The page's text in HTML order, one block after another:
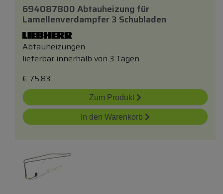
694087800 Abtauheizung für
Lamellenverdampfer 3 Schubladen
Abtauheizungen
lieferbar innerhalb von 3 Tagen
€ 75,83
Zum Produkt
In den Warenkorb